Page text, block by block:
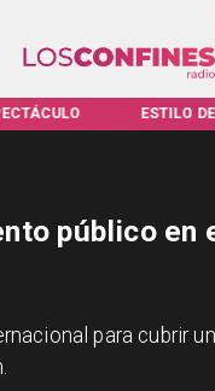
ESTILO
público en
para cubrir